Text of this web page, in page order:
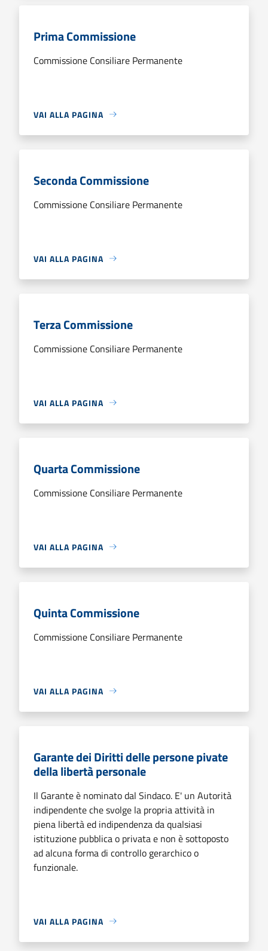
Prima Commissione
Commissione Consiliare Permanente
VAI ALLA PAGINA
Seconda Commissione
Commissione Consiliare Permanente
VAI ALLA PAGINA
Terza Commissione
Commissione Consiliare Permanente
VAI ALLA PAGINA
Quarta Commissione
Commissione Consiliare Permanente
VAI ALLA PAGINA
Quinta Commissione
Commissione Consiliare Permanente
VAI ALLA PAGINA
Garante dei Diritti delle persone pivate
della libertà personale
Il Garante è nominato dal Sindaco. E' un Autorità
indipendente che svolge la propria attività in
piena libertà ed indipendenza da qualsiasi
istituzione pubblica o privata e non è sottoposto
ad alcuna forma di controllo gerarchico o
funzionale.
VAI ALLA PAGINA